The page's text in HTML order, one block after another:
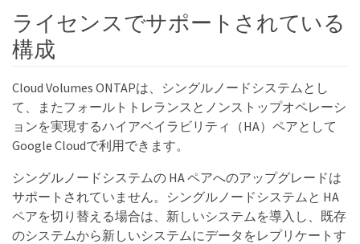
ライセンスでサポートされている
構成
Cloud Volumes ONTAPは、シングルノードシステムとし
て、またフォールトトレランスとノンストップオペレーシ
ョンを実現するハイアベイラビリティ（HA）ペアとして
Google Cloudで利用できます。
シングルノードシステムの HA ペアへのアップグレードは
サポートされていません。シングルノードシステムと HA
ペアを切り替える場合は、新しいシステムを導入し、既存
のシステムから新しいシステムにデータをレプリケートす